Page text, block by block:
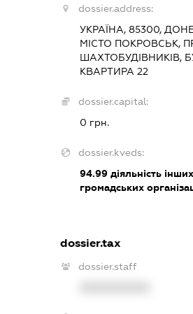
dossier.address:
УКРАЇНА, 85300,
МІСТО ПОКРОВСЬК,
ШАХТОБУДІВНИКІВ,
КВАРТИРА 22
dossier.capital:
0 грн.
dossier.kveds:
94.99 діяльність інших
громадських
dossier.tax
dossier.staff